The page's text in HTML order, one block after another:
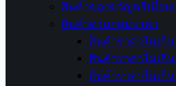
สินค้าของขวัญพรีเมี่ยม
สินค้าตามกลุ่มราคา
สินค้าราคาไม่เกิน
สินค้าราคาไม่เกิน
สินค้าราคาไม่เกิน